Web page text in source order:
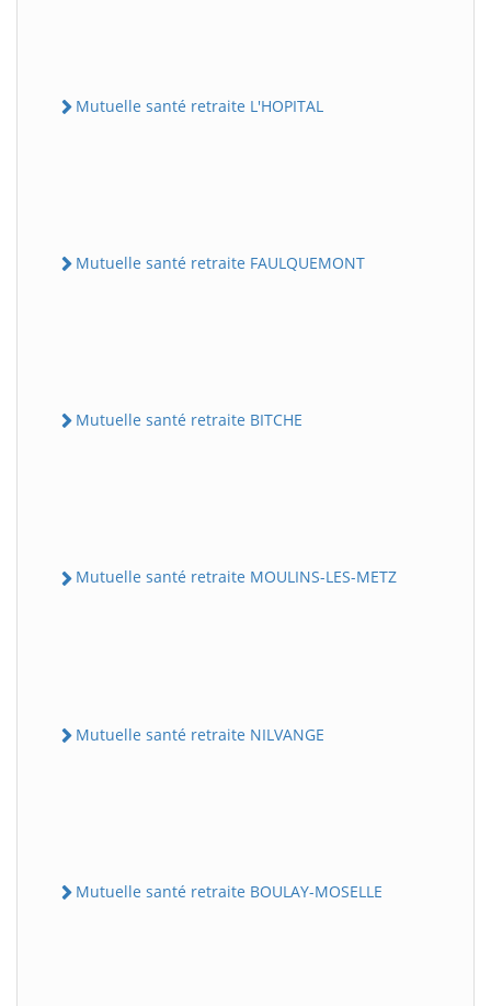
Mutuelle santé retraite L'HOPITAL
Mutuelle santé retraite FAULQUEMONT
Mutuelle santé retraite BITCHE
Mutuelle santé retraite MOULINS-LES-METZ
Mutuelle santé retraite NILVANGE
Mutuelle santé retraite BOULAY-MOSELLE